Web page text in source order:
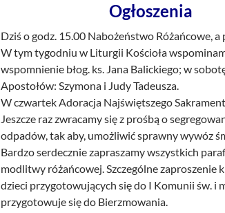
Ogłoszenia
Dziś o godz. 15.00 Nabożeństwo Różańcowe, a
W tym tygodniu w Liturgii Kościoła
wspomnienie błog. ks. Jana Balickiego; w
Apostołów: Szymona i Judy Tadeusza.
W czwartek Adoracja Najświętszego
Jeszcze raz zwracamy się z prośbą o
odpadów, tak aby, umożliwić sprawny wywóz
Bardzo serdecznie zapraszamy wszystkich
modlitwy różańcowej. Szczególne zaproszenie
dzieci przygotowujących się do I Komunii św. i
przygotowuje się do Bierzmowania.